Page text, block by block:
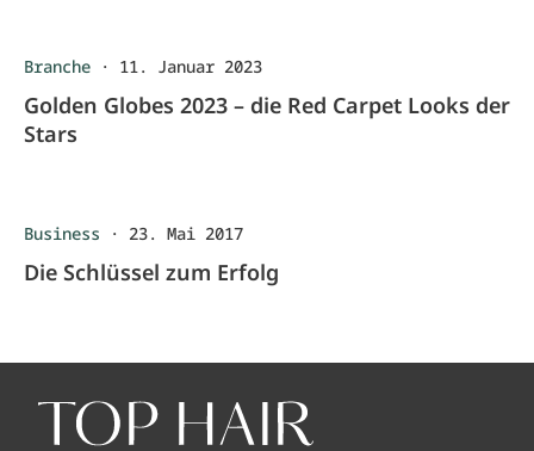
Branche · 11. Januar 2023
Golden Globes 2023 – die Red Carpet Looks der
Stars
Business · 23. Mai 2017
Die Schlüssel zum Erfolg